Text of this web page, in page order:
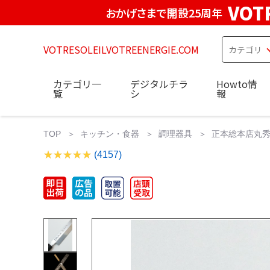
おかげさまで開設25周年
VOTRESOLEILVOTREENERGIE.COM
カテゴリ一
覧
デジタルチラ
シ
Howto情
報
TOP キッチン・食器 調理器具 正本総本店丸
(4157)